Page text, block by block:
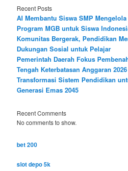
Recent Posts
AI Membantu Siswa SMP
Program MGB untuk Siswa
Komunitas Bergerak, Pendidikan
Dukungan Sosial untuk Pelajar
Pemerintah Daerah Fokus
Tengah Keterbatasan Anggaran 2026
Transformasi Sistem Pendidikan
Generasi Emas 2045
Recent Comments
No comments to show.
bet 200
slot depo 5k